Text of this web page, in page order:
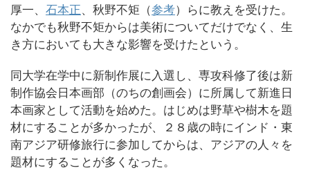
厚一、 石本正、秋野不矩（参考）らに教えを受けた。
なかでも秋野不矩からは美術についてだけでなく、生
き方においても大きな影響を受けたという。
同大学在学中に新制作展に入選し、専攻科修了後は新
制作協会日本画部（のちの創画会）に所属して新進日
本画家として活動を始めた。はじめは野草や樹木を題
材にすることが多かったが、２８歳の時にインド・東
南アジア研修旅行に参加してからは、アジアの人々を
題材にすることが多くなった。